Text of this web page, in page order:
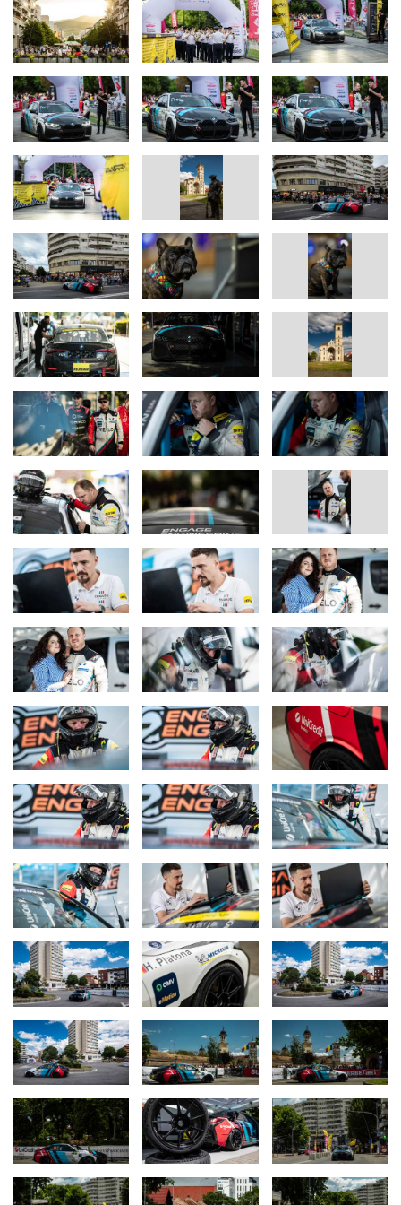
podium din patru curse.
Despre Campionatul Naţional de Super Rally
Campionatul Naţional de Super Rally este un campionat organizat
pe baza unei inițiative a lui Mihai Leu, campionul mondial WBO la
box şi campionul naţional la automobilism. Se desfăşoară într-un
format asemănător cu o super specială de raliu în centrul mai
multor oraşe din România, pe un circuit stradal. Competiţia are loc
sâmbăta, într-o formulă compactă, cu patru manşe de antremanet
şi două de concurs din care contează cea mai rapidă.
Campionatul Naţional Super Rally propune o circuite tehnice, care
au pus în trecut în valoare modelul MINI Electric Racing al
Engage Engineering. În 2023 acesta a câştigat un titlu de
campion în luptă directă cu automobile cu motoare cu ardere
internă, o premieră pentru lumea motorsportului.
Următoarea competiţie
Pe 25-26 iulie Engage Racing va participa la Torfeul Sinaia, a
cincea etapă a Campionatului Naţional de Viteză în coastă
Următoarea etapă Super Rally are loc pe 8-9 august la
Timişoara.
#ElsaFacts01
Reducere de masă: −205 kg
🐼 Aproximativ cât un urs panda… Elsa a fost ușurată cu 205 kg
față de BMW i4 M50 de serie – prin eliminarea izolațiilor, a
interiorului clasic, a geamurilor convenționale și a tuturor
componentelor de confort. Greutatea în minus înseamnă mai
multă agilitate si o frânare mai eficientă, un consum mic şi o
încălzire mai mica a sistemului de propulsie.
Sponsori și Parteneri
Engage Racing este susținută de parteneri importanți care
contribuie la succesul echipei:
Velo - Parte din portofoliul BAT, Velo este un brand sinonim cu
inovația, fiind prezent în competiții de top la nivel international.
Prin asocierea cu Engage Racing, Velo își extinde amprenta în
motorsport, continuând să provoace limitele conventionale,
creand experiente weirdly wonderful cu fiecare provocare.
Michelin – Unul dintre cei mai mari producători de anvelope la
nivel mondial, Michelin este partener tehnic al echipei Engage
Racing, oferind anvelope de înaltă performanță adaptate
condițiilor specifice competițiilor de Super Rally. Expertiza Michelin
în tehnologia anvelopelor de competiție garantează aderența și
durabilitatea pe circuite dificile.
Textar – Furnizor global de plăcuțe și discuri de frână, Textar
soluții de frânare de înaltă calitate. Textar se distinge prin inovațiile
sale în domeniul sistemelor de frânare, esențiale pentru succesul
în competițiile de motorsport.
UniCredit Leasing – Parte din grupul UniCredit, lider în servicii
financiare în Europa, UniCredit Leasing susține echipa Engage
Racing prin soluții de leasing inovatoare, adaptate nevoilor
echipelor de motorsport. Parteneriatul cu Engage Racing
electrică.